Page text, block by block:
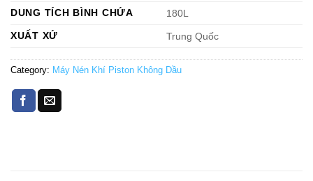
DUNG TÍCH BÌNH CHỨA
180L
XUẤT XỨ
Trung Quốc
Category: Máy Nén Khí Piston Không Dầu